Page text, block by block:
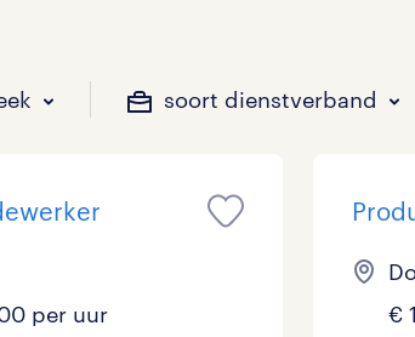
soort dienstverband
per uur
€